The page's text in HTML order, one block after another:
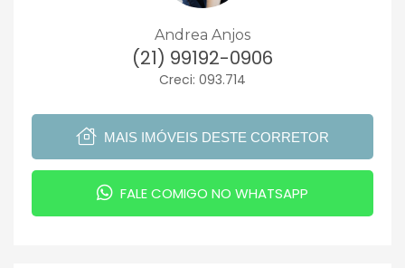
Andrea Anjos
(21) 99192-0906
Creci: 093.714
MAIS IMÓVEIS DESTE CORRETOR
FALE COMIGO NO WHATSAPP